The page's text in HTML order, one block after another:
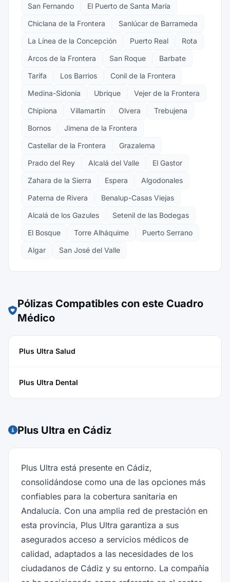
San Fernando
El Puerto de Santa María
Chiclana de la Frontera
Sanlúcar de Barrameda
La Línea de la Concepción
Puerto Real
Rota
Arcos de la Frontera
San Roque
Barbate
Tarifa
Los Barrios
Conil de la Frontera
Medina-Sidonia
Ubrique
Vejer de la Frontera
Chipiona
Villamartín Olvera
Trebujena
Bornos
Jimena de la Frontera
Castellar de la Frontera
Grazalema
Prado del Rey
Alcalá del Valle
El Gastor
Zahara de la Sierra
Espera
Algodonales
Paterna de Rivera
Benalup-Casas Viejas
Alcalá de los Gazules
Setenil de las Bodegas
El Bosque
Torre Alháquime
Puerto Serrano
Algar
San José del Valle
Pólizas Compatibles con este Cuadro
Médico
Plus Ultra Salud
Plus Ultra Dental
Plus Ultra en Cádiz
Plus Ultra está presente en Cádiz,
consolidándose como una de las opciones más
confiables para la cobertura sanitaria en
Andalucía. Con una amplia red de prestación en
esta provincia, Plus Ultra garantiza a sus
asegurados acceso a servicios médicos de
calidad, adaptados a las necesidades de los
ciudadanos de Cádiz y su entorno. La compañía